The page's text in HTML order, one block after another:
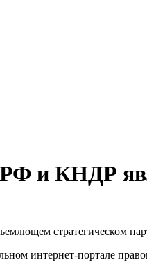
РФ и КНДР
стратегическом
интернет-портале